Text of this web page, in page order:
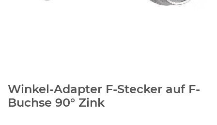
Winkel-Adapter F-Stecker auf F-
Buchse 90° Zink